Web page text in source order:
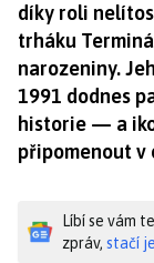
díky roli
trháku
narozeniny.
1991 dodnes
historie — a
připomenout v
Líbí se vám
zpráv, stačí